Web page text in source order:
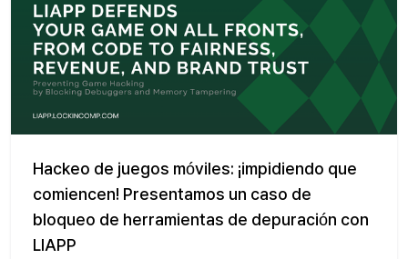
Hackeo de juegos móviles: ¡impidiendo que
comiencen! Presentamos un caso de
bloqueo de herramientas de depuración con
LIAPP